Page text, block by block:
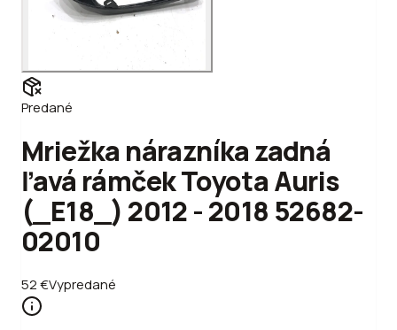
Predané
Mriežka nárazníka zadná
ľavá rámček Toyota Auris
(_E18_) 2012 - 2018 52682-
02010
52€Vypredané